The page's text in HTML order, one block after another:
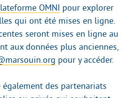
OMNI pour explorer
qui ont été mises en ligne.
seront mises en ligne au
aux données plus anciennes,
pour y accéder.
des partenariats